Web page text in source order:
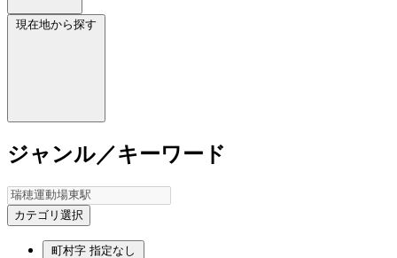
現在地から探す
ジャンル／キーワード
カテゴリ選択
町村字 指定なし